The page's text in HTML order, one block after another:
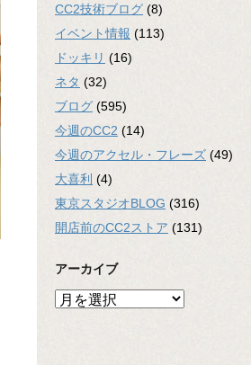
CC2技術ブログ (8)
イベント情報 (113)
ドッキリ (16)
ネタ (32)
ブログ (595)
今週のCC2 (14)
今週のアクセル・フレーズ (49)
大喜利 (4)
東京スタジオBLOG (316)
開店前のCC2ストア (131)
アーカイブ
ア